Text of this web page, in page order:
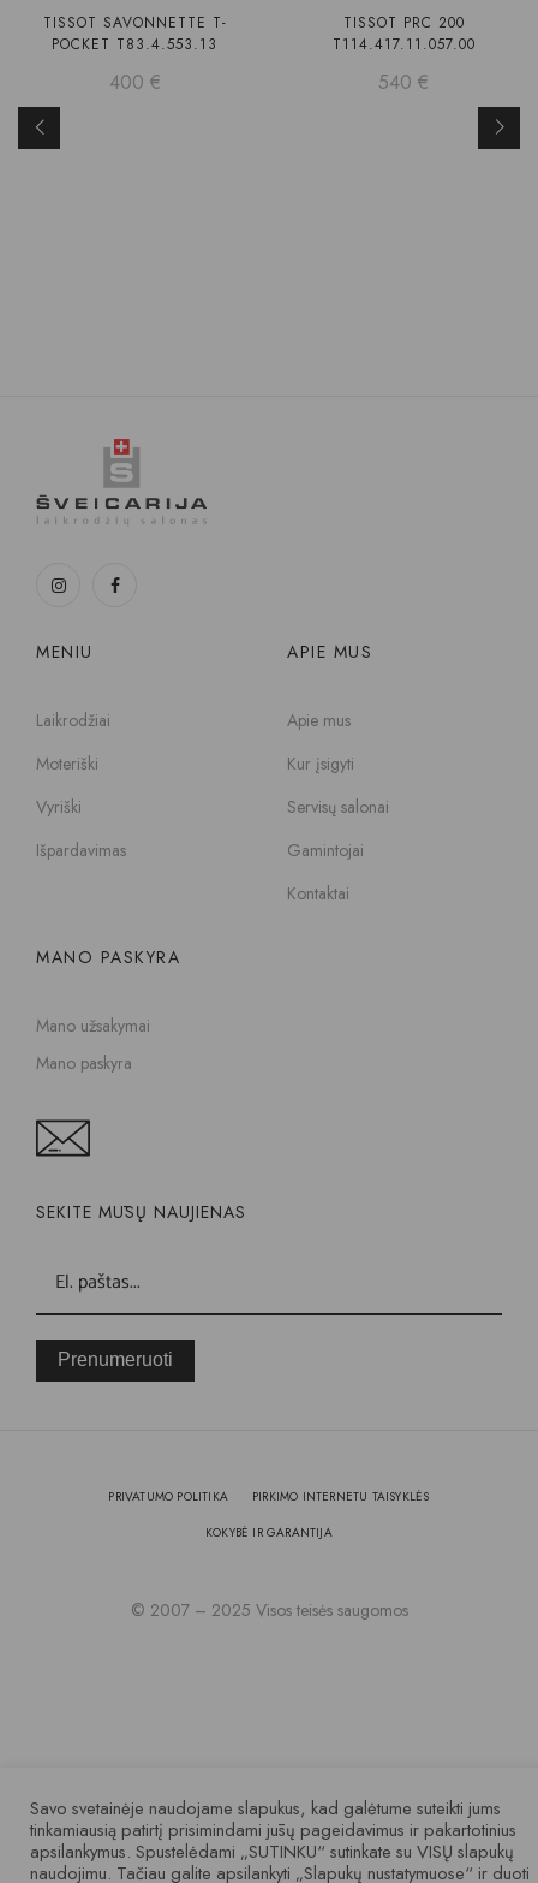
TISSOT SAVONNETTE T-
POCKET T83.4.553.13
400 €
TISSOT PRC 200
T114.417.11.057.00
540 €
MENIU
Laikrodžiai
Moteriški
Vyriški
Išpardavimas
APIE MUS
Apie mus
Kur įsigyti
Servisų salonai
Gamintojai
Kontaktai
MANO PASKYRA
Mano užsakymai
Mano paskyra
SEKITE MŪSŲ NAUJIENAS
Prenumeruoti
© 2007 – 2025 Visos teisės saugomos
PRIVATUMO POLITIKA
PIRKIMO INTERNETU TAISYKLĖS
KOKYBĖ IR GARANTIJA
Savo svetainėje naudojame slapukus, kad galėtume suteikti jums
tinkamiausią patirtį prisimindami jūsų pageidavimus ir pakartotinius
apsilankymus. Spustelėdami „SUTINKU“ sutinkate su VISŲ slapukų
naudojimu. Tačiau galite apsilankyti „Slapukų nustatymuose“ ir duoti